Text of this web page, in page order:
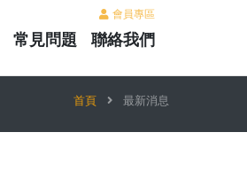
會員專區
常見問題 聯絡我們
首頁 最新消息